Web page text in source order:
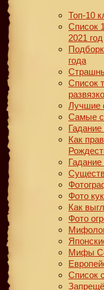
Топ-10
Список
2021 год
года
Список
Лучшие
Самые
Как
Фото
Как
Фото
Мифы
Список